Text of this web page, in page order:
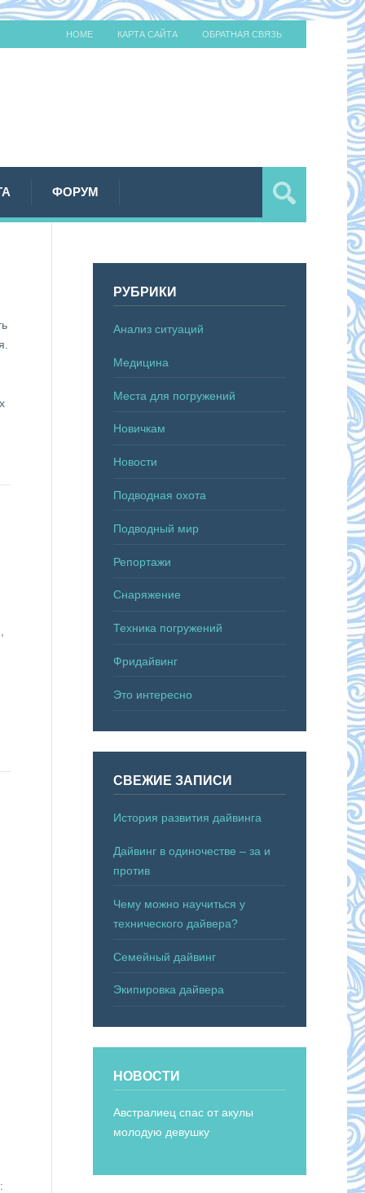
HOME КАРТА САЙТА ОБРАТНАЯ СВЯЗЬ
ФОРУМ
РУБРИКИ
Анализ ситуаций
Медицина
Места для погружений
Новичкам
Новости
Подводная охота
Подводный мир
Репортажи
Снаряжение
Техника погружений
Фридайвинг
Это интересно
СВЕЖИЕ ЗАПИСИ
История развития дайвинга
Дайвинг в одиночестве – за и
против
Чему можно научиться у
технического дайвера?
Семейный дайвинг
Экипировка дайвера
НОВОСТИ
Австралиец спас от акулы
молодую девушку